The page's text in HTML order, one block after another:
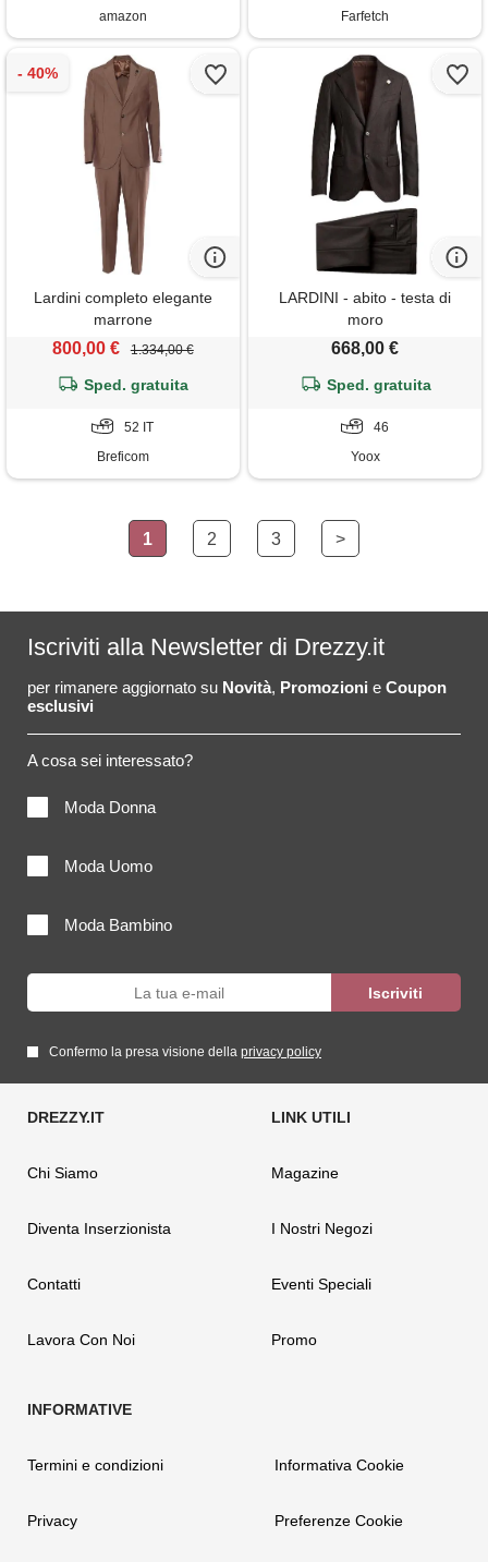
ballo latino
amazon
Farfetch
Lardini completo elegante
marrone
800,00 € 1.334,00 €
Sped. gratuita
52 IT
Breficom
LARDINI - abito - testa di
moro
668,00 €
Sped. gratuita
46
Yoox
1 2 3 >
Iscriviti alla Newsletter di Drezzy.it
per rimanere aggiornato su Novità, Promozioni e Coupon
esclusivi
A cosa sei interessato?
Moda Donna
Moda Uomo
Moda Bambino
Confermo la presa visione della privacy policy
Chi Siamo
Diventa Inserzionista
Contatti
Lavora Con Noi
Magazine
I Nostri Negozi
Eventi Speciali
Promo
Termini e condizioni
Privacy
Informativa Cookie
Preferenze Cookie